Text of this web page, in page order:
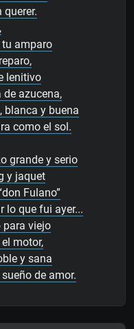
querer.
tu amparo
lenitivo
azucena,
blanca y buena
como el sol.
grande y serio
y jaquet
Fulano”
lo que fui ayer...
para viejo
motor,
y sana
de amor.